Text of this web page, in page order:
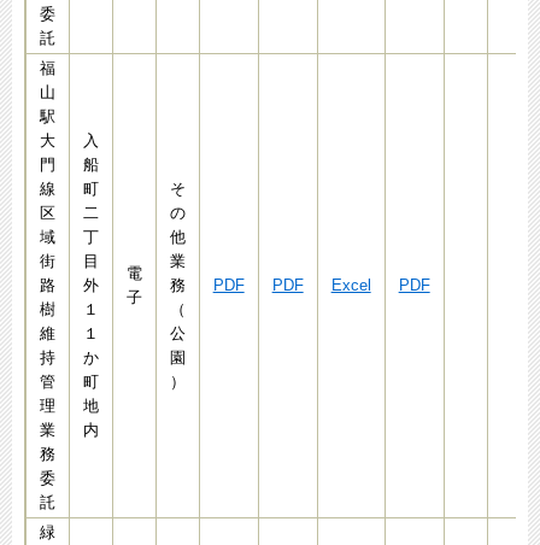
委
託
福
山
駅
大
門
線
区
域
街
路
樹
維
持
管
理
業
務
委
託
入
船
町
二
丁
目
外
１
１
か
町
地
内
電
子
そ
の
他
業
務
（
公
園
）
PDF PDF Excel PDF
緑